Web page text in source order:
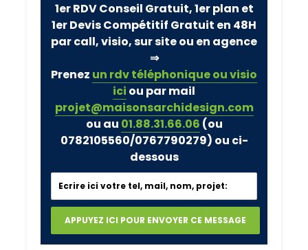
1er RDV Conseil Gratuit, 1er plan et
1er Devis Compétitif Gratuit en 48H
par call, visio, sur site ou en agence
⇒
Prenez un rdv téléphonique ou visio
ici ou par mail
projet@maisonsarchidesign.com
ou au 01.88.31.66.06 (ou
0782105560/0767790279) ou ci-
dessous